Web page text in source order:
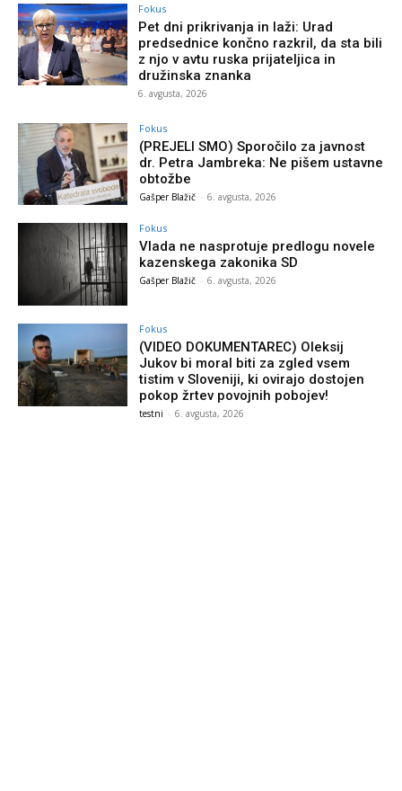
Fokus
Pet dni prikrivanja in laži: Urad
predsednice končno razkril, da sta bili
z njo v avtu ruska prijateljica in
družinska znanka
6. avgusta, 2026
Fokus
(PREJELI SMO) Sporočilo za javnost
dr. Petra Jambreka: Ne pišem ustavne
obtožbe
Gašper Blažič - 6. avgusta, 2026
Fokus
Vlada ne nasprotuje predlogu novele
kazenskega zakonika SD
Gašper Blažič - 6. avgusta, 2026
Fokus
(VIDEO DOKUMENTAREC) Oleksij
Jukov bi moral biti za zgled vsem
tistim v Sloveniji, ki ovirajo dostojen
pokop žrtev povojnih pobojev!
testni - 6. avgusta, 2026